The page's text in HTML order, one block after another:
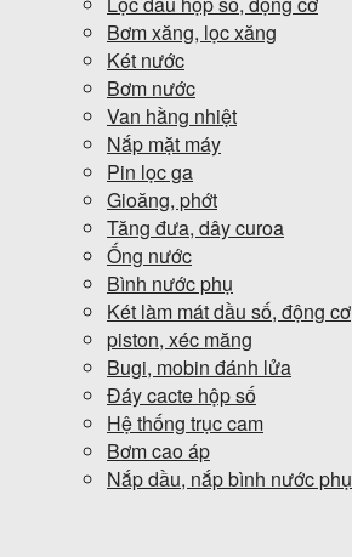
Bơm xăng, lọc xăng
Két nước
Bơm nước
Van hằng nhiệt
Nắp mặt máy
Pin lọc ga
Gioăng, phớt
Tăng đưa, dây curoa
Ống nước
Bình nước phụ
Két làm mát dầu số, động cơ
piston, xéc măng
Bugi, mobin đánh lửa
Đáy cacte hộp số
Hệ thống trục cam
Bơm cao áp
Nắp dầu, nắp bình nước phụ